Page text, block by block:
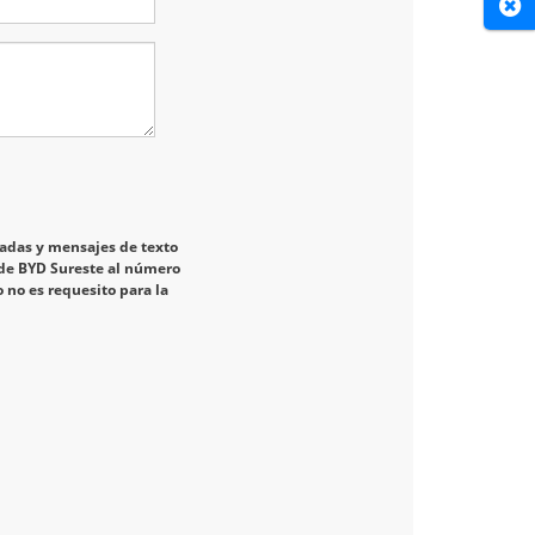
y mensajes de texto
BYD Sureste al número
no es requesito para la